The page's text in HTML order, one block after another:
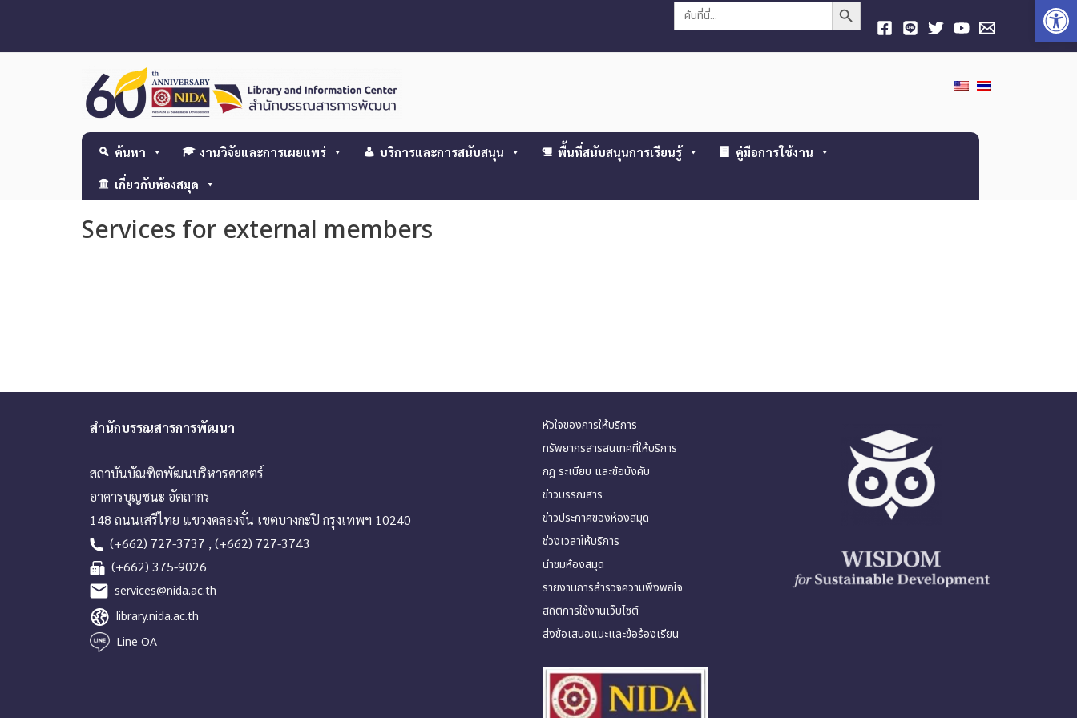
Search
ค้นหา งานวิจัยและการเผยแพร่ บริการและการสนับสนุน พื้นที่สนับสนุนการเรียนรู้ คู่มือการใช้งาน
เกี่ยวกับห้องสมุด
Services for external members
สำนักบรรณสารการพัฒนา
สถาบันบัณฑิตพัฒนบริหารศาสตร์
อาคารบุญชนะ อัตถากร
148 ถนนเสรีไทย แขวงคลองจั่น เขตบางกะปิ กรุงเทพฯ 10240
(+662) 727-3737 , (+662) 727-3743
(+662) 375-9026
services@nida.ac.th
library.nida.ac.th
Line OA
หัวใจของการให้บริการ
ทรัพยากรสารสนเทศที่ให้บริการ
กฎ ระเบียบ และข้อบังคับ
ข่าวบรรณสาร
ข่าวประกาศของห้องสมุด
ช่วงเวลาให้บริการ
นำชมห้องสมุด
รายงานการสำรวจความพึงพอใจ
สถิติการใช้งานเว็บไซต์
ส่งข้อเสนอแนะและข้อร้องเรียน